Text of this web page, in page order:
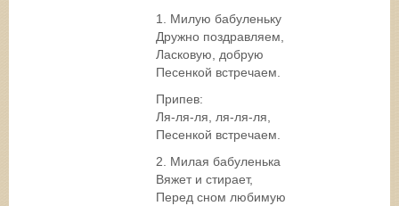
1. Милую бабуленьку
Дружно поздравляем,
Ласковую, добрую
Песенкой встречаем.
Припев:
Ля-ля-ля, ля-ля-ля,
Песенкой встречаем.
2. Милая бабуленька
Вяжет и стирает,
Перед сном любимую